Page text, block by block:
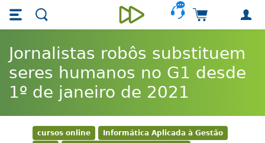
Skip main navigation
Skip to main content
Unieducar
Carrinho de
Jornalistas robôs substituem
seres humanos no G1 desde
1º de janeiro de 2021
cursos online
Informática Aplicada à Gestão